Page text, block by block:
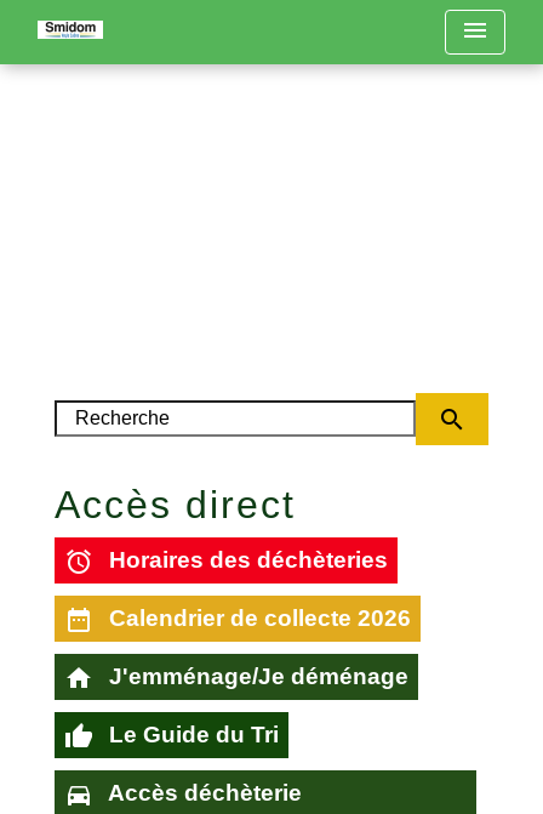
menu
search
Accès direct
alarm Horaires des déchèteries
date_range Calendrier de collecte 2026
home J'emménage/Je déménage
thumb_up Le Guide du Tri
directions_car
Accès déchèterie